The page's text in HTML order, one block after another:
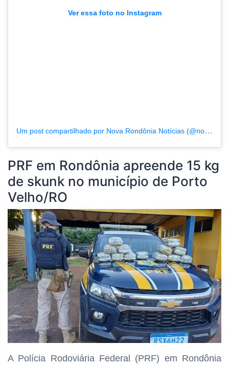
Ver essa foto no Instagram
Um post compartilhado por Nova Rondônia Notícias (@novarondonia)
PRF em Rondônia apreende 15 kg
de skunk no município de Porto
Velho/RO
A Polícia Rodoviária Federal (PRF) em Rondônia